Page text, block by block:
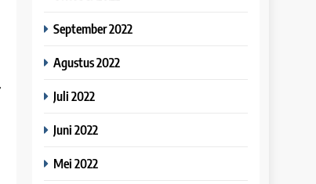
September 2022
Agustus 2022
Juli 2022
Juni 2022
Mei 2022